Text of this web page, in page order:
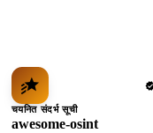
चयनित संदर्भ सूची
awesome-osint